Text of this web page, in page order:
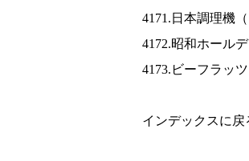
4171.日本調理機（
4172.昭和ホール
4173.ビーフラッ
インデックスに戻